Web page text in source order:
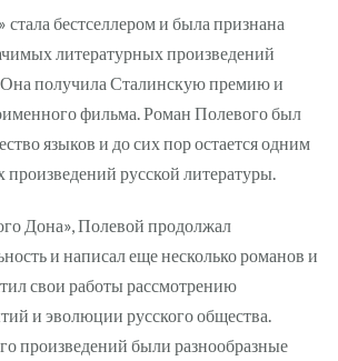
бестселлером и была признана
литературных произведений
получила Сталинскую премию и
фильма. Роман Полевого был
языков и до сих пор остается одним
произведений русской литературы.
Дона», Полевой продолжал
и написал еще несколько романов и
свои работы рассмотрению
и эволюции русского общества.
произведений были разнообразные